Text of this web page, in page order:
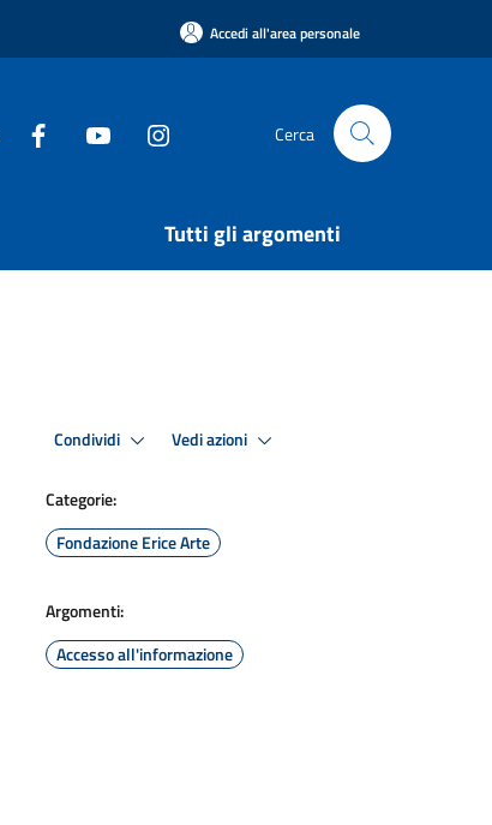
Accedi all'area personale
Cerca
Tutti gli argomenti
Condividi Vedi azioni
Categorie:
Fondazione Erice Arte
Argomenti:
Accesso all'informazione